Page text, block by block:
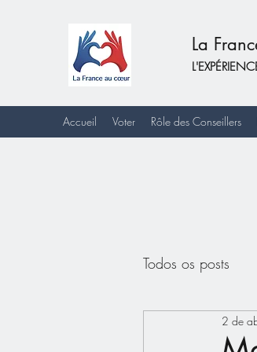
La
Accueil Voter Rôle des Conseillers
Todos os posts
2 de